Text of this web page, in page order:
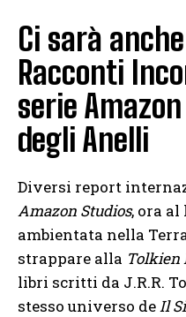
Ci sarà
Racconti
serie
degli Anelli
Diversi report
Amazon Studios, ora
ambientata nella
strappare alla Tolkien
libri scritti da J.R.R.
stesso universo deIl